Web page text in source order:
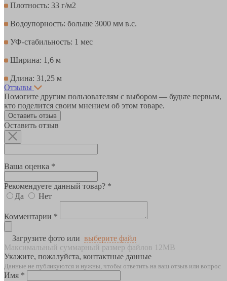
Плотность: 33 г/м2
Водоупорность: больше 3000 мм в.с.
УФ-стабильность: 1 мес
Ширина: 1,6 м
Длина: 31,25 м
Отзывы
Помогите другим пользователям с выбором — будьте первым,
кто поделится своим мнением об этом товаре.
Оставить отзыв
Оставить отзыв
Ваша оценка *
Рекомендуете данный товар? *
Да
Нет
Комментарии *
Загрузите фото или выберите файл
Максимальный суммарный размер файлов 12MB
Укажите, пожалуйста, контактные данные
Данные не публикуются и нужны, чтобы ответить на ваш отзыв или вопрос
Имя *